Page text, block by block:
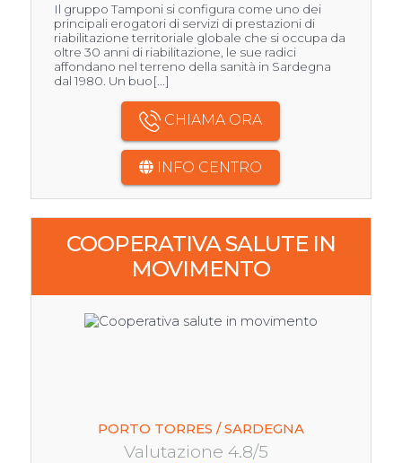
Il gruppo Tamponi si configura come uno dei
principali erogatori di servizi di prestazioni di
riabilitazione territoriale globale che si occupa da
oltre 30 anni di riabilitazione, le sue radici
affondano nel terreno della sanità in Sardegna
dal 1980. Un buo[...]
CHIAMA ORA
INFO CENTRO
COOPERATIVA SALUTE IN
MOVIMENTO
PORTO TORRES / SARDEGNA
Valutazione 4.8/5